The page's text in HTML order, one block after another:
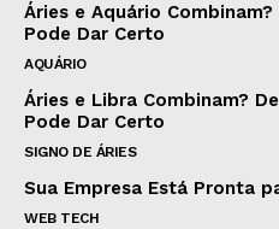
Áries e Aquário
Pode Dar Certo
AQUÁRIO
Áries e Libra Combinam?
Pode Dar Certo
SIGNO DE ÁRIES
Sua Empresa Está Pronta
WEB TECH